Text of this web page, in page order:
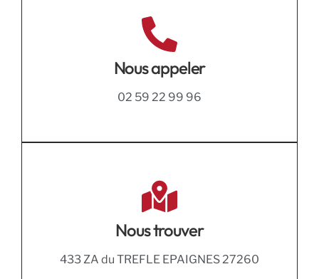
Nous appeler
02 59 22 99 96
Nous trouver
433 ZA du TREFLE EPAIGNES 27260